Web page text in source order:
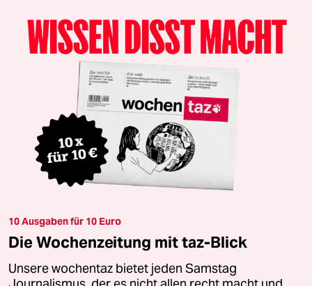
10 Ausgaben für 10 Euro
Die Wochenzeitung mit taz-Blick
Unsere wochentaz bietet jeden Samstag